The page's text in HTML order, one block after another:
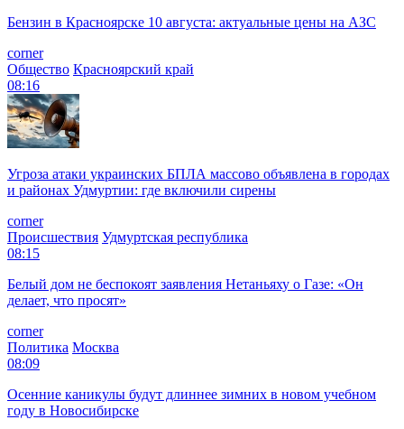
Бензин в Красноярске 10 августа: актуальные цены на АЗС
corner
Общество Красноярский край
08:16
Угроза атаки украинских БПЛА массово объявлена в городах
и районах Удмуртии: где включили сирены
corner
Происшествия Удмуртская республика
08:15
Белый дом не беспокоят заявления Нетаньяху о Газе: «Он
делает, что просят»
corner
Политика Москва
08:09
Осенние каникулы будут длиннее зимних в новом учебном
году в Новосибирске